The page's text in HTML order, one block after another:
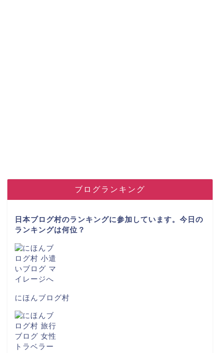
ブログランキング
日本ブログ村のランキングに参加しています。今日の
ランキングは何位？
にほんブログ村